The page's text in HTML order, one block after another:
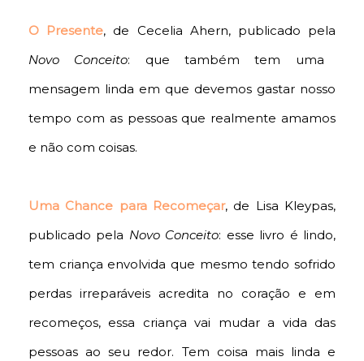
O Presente, de Cecelia Ahern, publicado pela
Novo Conceito: que também tem uma
mensagem linda em que devemos gastar nosso
tempo com as pessoas que realmente amamos
e não com coisas.
Uma Chance para Recomeçar, de Lisa Kleypas,
publicado pela Novo Conceito: esse livro é lindo,
tem criança envolvida que mesmo tendo sofrido
perdas irreparáveis acredita no coração e em
recomeços, essa criança vai mudar a vida das
pessoas ao seu redor. Tem coisa mais linda e